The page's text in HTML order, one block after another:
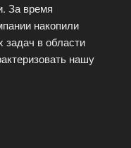
За время
накопили
задач в области
нашу